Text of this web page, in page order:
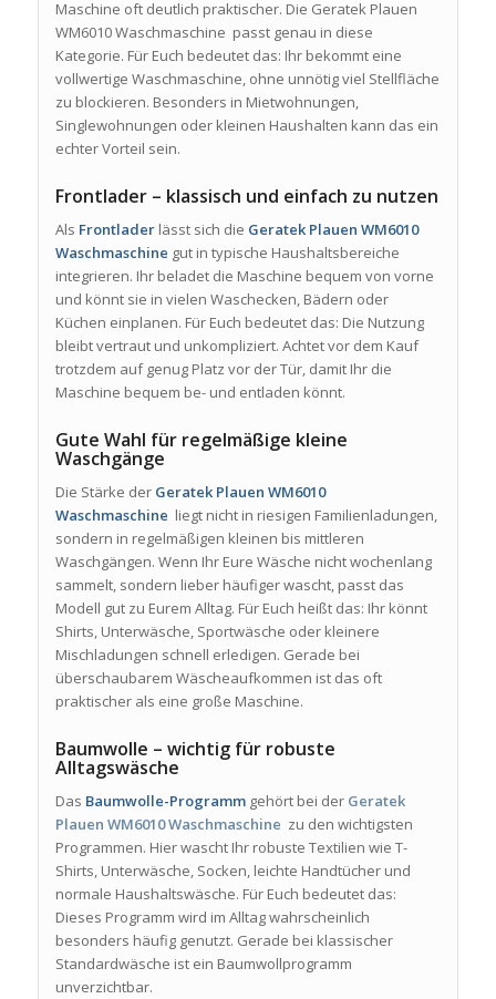
Maschine oft deutlich praktischer. Die Geratek Plauen
WM6010 Waschmaschine passt genau in diese
Kategorie. Für Euch bedeutet das: Ihr bekommt eine
vollwertige Waschmaschine, ohne unnötig viel Stellfläche
zu blockieren. Besonders in Mietwohnungen,
Singlewohnungen oder kleinen Haushalten kann das ein
echter Vorteil sein.
Frontlader – klassisch und einfach zu nutzen
Als Frontladerlässt sich die Geratek Plauen WM6010
Waschmaschine gut in typische Haushaltsbereiche
integrieren. Ihr beladet die Maschine bequem von vorne
und könnt sie in vielen Waschecken, Bädern oder
Küchen einplanen. Für Euch bedeutet das: Die Nutzung
bleibt vertraut und unkompliziert. Achtet vor dem Kauf
trotzdem auf genug Platz vor der Tür, damit Ihr die
Maschine bequem be- und entladen könnt.
Gute Wahl für regelmäßige kleine
Waschgänge
Die Stärke der Geratek Plauen WM6010
Waschmaschine liegt nicht in riesigen Familienladungen,
sondern in regelmäßigen kleinen bis mittleren
Waschgängen. Wenn Ihr Eure Wäsche nicht wochenlang
sammelt, sondern lieber häufiger wascht, passt das
Modell gut zu Eurem Alltag. Für Euch heißt das: Ihr könnt
Shirts, Unterwäsche, Sportwäsche oder kleinere
Mischladungen schnell erledigen. Gerade bei
überschaubarem Wäscheaufkommen ist das oft
praktischer als eine große Maschine.
Baumwolle – wichtig für robuste
Alltagswäsche
Das Baumwolle-Programmgehört bei derGeratek
Plauen WM6010 Waschmaschine zu den wichtigsten
Programmen. Hier wascht Ihr robuste Textilien wie T-
Shirts, Unterwäsche, Socken, leichte Handtücher und
normale Haushaltswäsche. Für Euch bedeutet das:
Dieses Programm wird im Alltag wahrscheinlich
besonders häufig genutzt. Gerade bei klassischer
Standardwäsche ist ein Baumwollprogramm
unverzichtbar.